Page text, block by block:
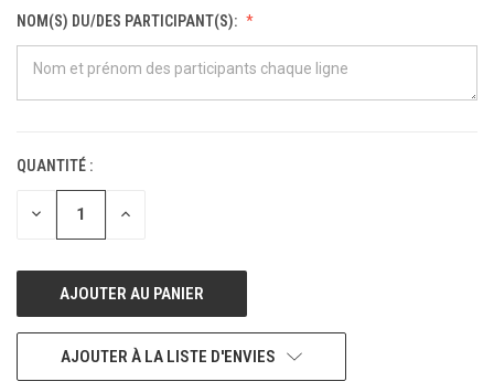
NOM(S) DU/DES PARTICIPANT(S):
STOCK
ACTUEL :
QUANTITÉ :
DIMINUER
QUANTITÉ
UNDEFINED
AUGMENTER
UNDEFINED
AJOUTER À LA LISTE D'ENVIES